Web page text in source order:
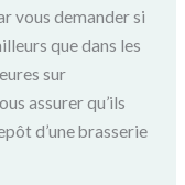
vous demander si
que dans les
sur
assurer qu’ils
d’une brasserie